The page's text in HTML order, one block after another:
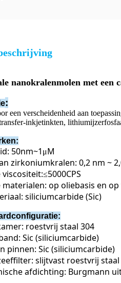
nanokralenmolen met een
:
een verscheidenheid aan
inkjetinkten,
50nm~1 μM
zirkoniumkralen: 0,2 nm ~
viscositeit:≤5000CPS
materialen: op oliebasis en
siliciumcarbide (Sic)
roestvrij staal 304
Sic (siliciumcarbide)
pinnen: Sic (siliciumcarbide)
slijtvast roestvrij staal
afdichting: Burgmann